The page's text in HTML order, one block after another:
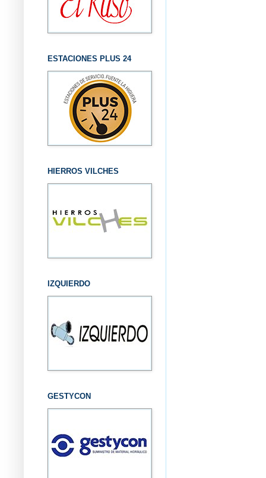
ESTACIONES PLUS 24
HIERROS VILCHES
IZQUIERDO
GESTYCON